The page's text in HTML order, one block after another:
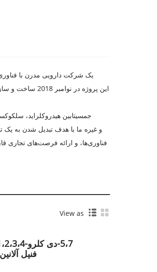
فناوری‌ها، و ارائه فرصت‌های
View as
ایزوکینولینیل]کربونیل]-3-(متیل سولفونیل)-L- فنیل آلانین